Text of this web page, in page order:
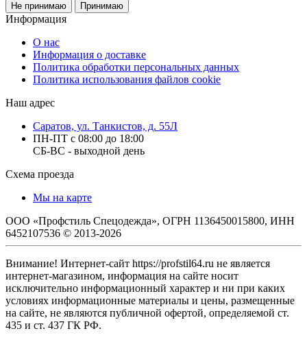
Не принимаю Принимаю
Информация
О нас
Информация о доставке
Политика обработки персональных данных
Политика использования файлов cookie
Наш адрес
Саратов, ул. Танкистов, д. 55Л
ПН-ПТ с 08:00 до 18:00
СБ-ВС - выходной день
Схема проезда
Мы на карте
ООО «Профстиль Спецодежда», ОГРН 1136450015800, ИНН
6452107536 © 2013-2026
Внимание! Интернет-сайт https://profstil64.ru не является
интернет-магазином, информация на сайте носит
исключительно информационный характер и ни при каких
условиях информационные материалы и цены, размещенные
на сайте, не являются публичной офертой, определяемой ст.
435 и ст. 437 ГК РФ.